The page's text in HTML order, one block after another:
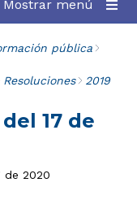
Mostrar menú
pública
Resoluciones 2019
17 de
de 2020